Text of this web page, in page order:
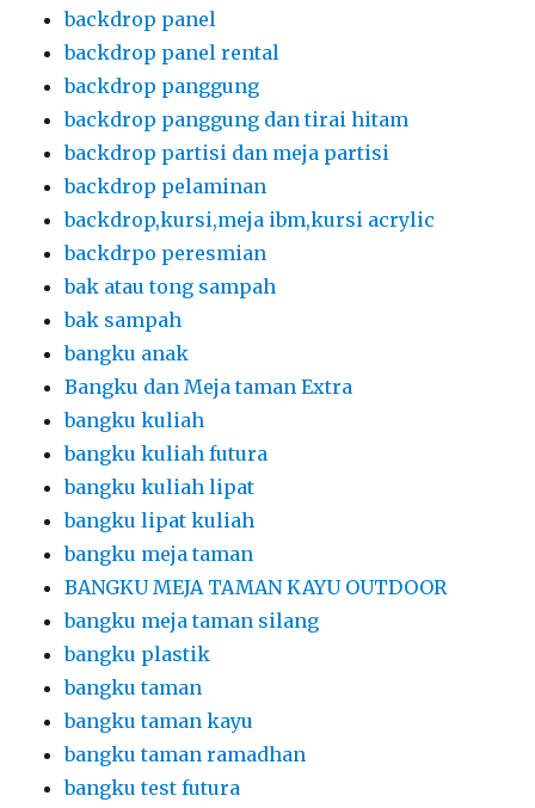
backdrop panel
backdrop panel rental
backdrop panggung
backdrop panggung dan tirai hitam
backdrop partisi dan meja partisi
backdrop pelaminan
backdrop,kursi,meja ibm,kursi acrylic
backdrpo peresmian
bak atau tong sampah
bak sampah
bangku anak
Bangku dan Meja taman Extra
bangku kuliah
bangku kuliah futura
bangku kuliah lipat
bangku lipat kuliah
bangku meja taman
BANGKU MEJA TAMAN KAYU OUTDOOR
bangku meja taman silang
bangku plastik
bangku taman
bangku taman kayu
bangku taman ramadhan
bangku test futura